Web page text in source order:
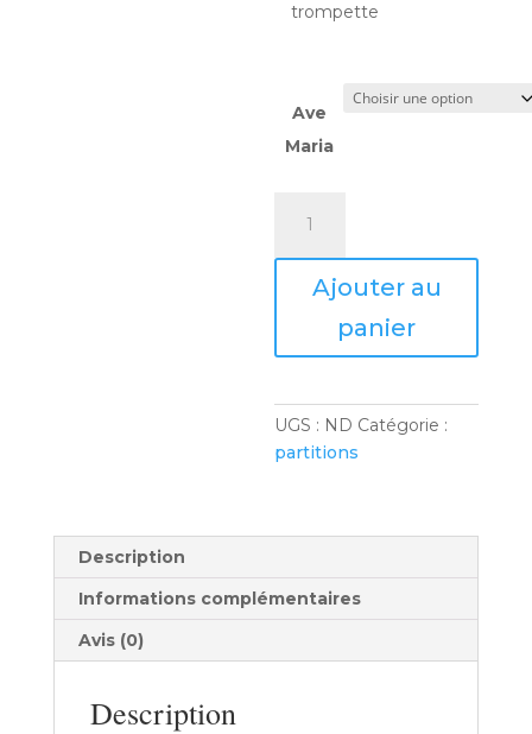
trompette
Ave
Maria
AVE
MARIAAjouter au
panier
UGS : ND Catégorie :
partitions
Description
Informations complémentaires
Avis (0)
Description